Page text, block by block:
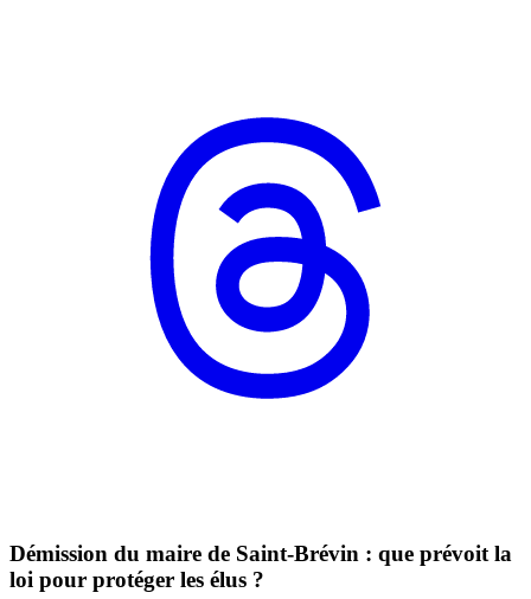
Démission du maire de Saint-Brévin : que prévoit la
loi pour protéger les élus ?